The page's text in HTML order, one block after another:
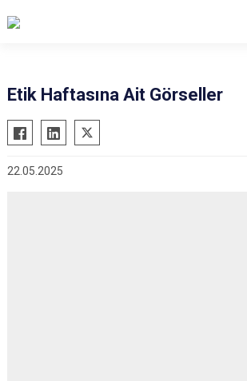
Etik Haftasına Ait Görseller
22.05.2025